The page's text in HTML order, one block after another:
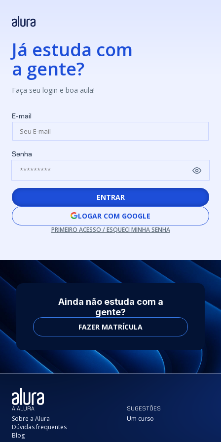
Já estuda com
a gente?
Faça seu login e boa aula!
E-mail
Senha
ENTRAR
LOGAR COM GOOGLE
PRIMEIRO ACESSO / ESQUECI MINHA SENHA
Ainda não estuda com a
gente?
FAZER MATRÍCULA
A ALURA
Sobre a Alura
Dúvidas frequentes
Blog
SUGESTÕES
Um curso